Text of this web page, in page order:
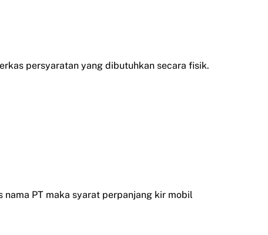
persyaratan yang dibutuhkan secara fisik.
PT maka syarat perpanjang kir mobil